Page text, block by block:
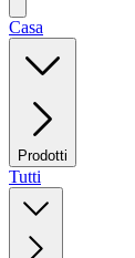
Casa
Prodotti
Tutti